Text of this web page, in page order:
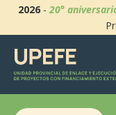
2026-20°